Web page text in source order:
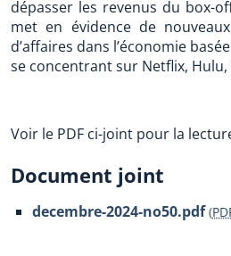
dépasser les revenus du box-
met en évidence de
d’affaires dans l’économie
se concentrant sur Netflix, Hulu,
Voir le PDF ci-joint pour la
Document joint
decembre-2024-no50.pdf (